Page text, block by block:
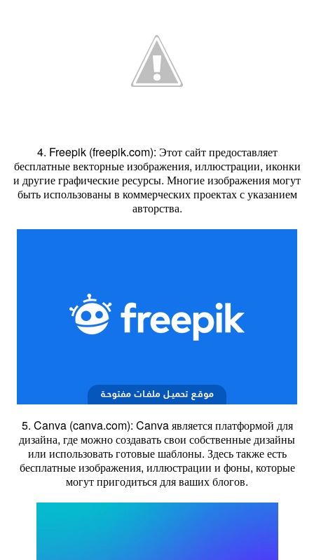
4. Freepik (freepik.com): Этот сайт предоставляет
бесплатные векторные изображения, иллюстрации, иконки
и другие графические ресурсы. Многие изображения могут
быть использованы в коммерческих проектах с указанием
авторства.
5. Canva (canva.com): Canva является платформой для
дизайна, где можно создавать свои собственные дизайны
или использовать готовые шаблоны. Здесь также есть
бесплатные изображения, иллюстрации и фоны, которые
могут пригодиться для ваших блогов.